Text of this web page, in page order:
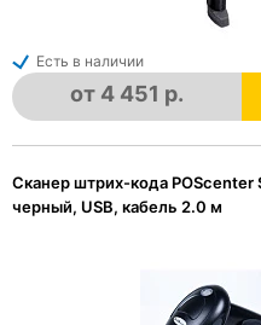
Есть в наличии
от 4 451 р.
Сканер штрих-кода POScenter
черный, USB, кабель 2.0 м